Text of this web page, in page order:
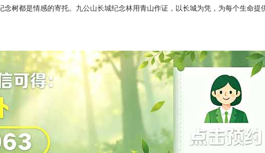
树都是情感的寄托。 九公山长城纪念林用青山作证，以长城为凭，为每个生命提